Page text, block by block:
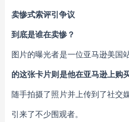
卖惨式索评引争议
到底是谁在卖惨？
图片的曝光者是一位亚马逊美国
的这张卡片则是他在亚马逊上购
随手拍摄了照片并上传到了社交
引来了不少围观者。